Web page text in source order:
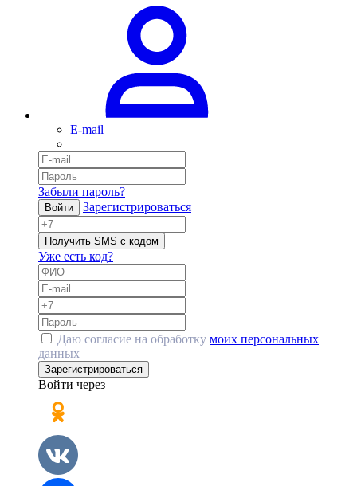
E-mail
Забыли пароль?
Войти Зарегистрироваться
Получить SMS с кодом
Уже есть код?
Даю согласие на обработку моих персональных
данных
Зарегистрироваться
Войти через